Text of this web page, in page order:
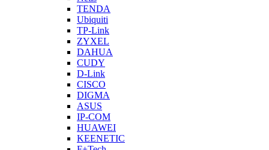
TENDA
Ubiquiti
TP-Link
ZYXEL
DAHUA
CUDY
D-Link
CISCO
DIGMA
ASUS
IP-COM
HUAWEI
KEENETIC